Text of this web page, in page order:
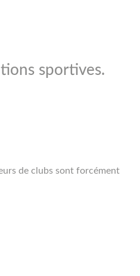
sportives.
de clubs sont forcément